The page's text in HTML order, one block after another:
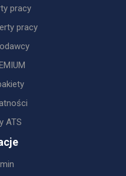
pracy
pracy
ATS